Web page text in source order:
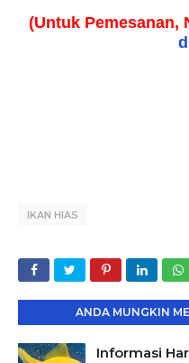
(Untuk Pemesanan,
IKAN HIAS
ANDA MUNGKIN
Informasi